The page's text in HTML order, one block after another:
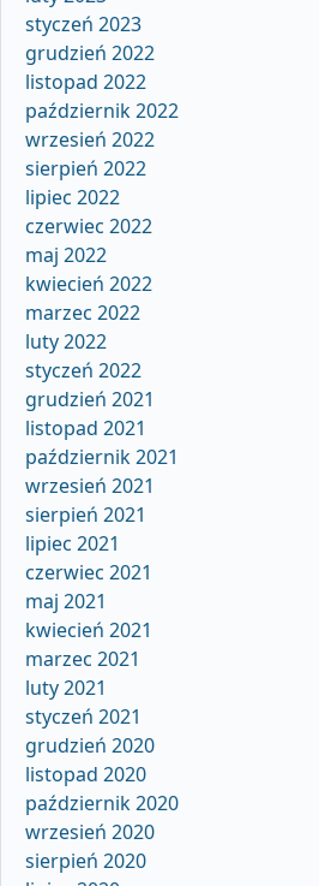
styczeń 2023
grudzień 2022
listopad 2022
październik 2022
wrzesień 2022
sierpień 2022
lipiec 2022
czerwiec 2022
maj 2022
kwiecień 2022
marzec 2022
luty 2022
styczeń 2022
grudzień 2021
listopad 2021
październik 2021
wrzesień 2021
sierpień 2021
lipiec 2021
czerwiec 2021
maj 2021
kwiecień 2021
marzec 2021
luty 2021
styczeń 2021
grudzień 2020
listopad 2020
październik 2020
wrzesień 2020
sierpień 2020